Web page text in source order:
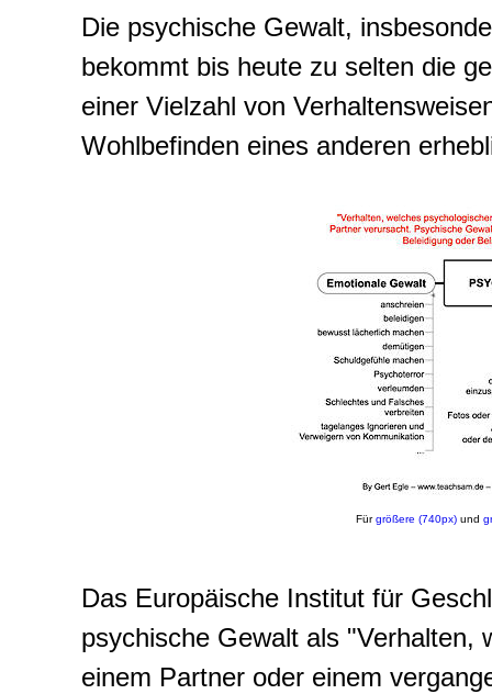
Die psychische Gewalt,
bekommt bis heute zu selten die
einer Vielzahl von
Wohlbefinden eines anderen
Fürgrößere (740px) und
Das Europäische Institut für
psychische Gewalt als "Verhalten,
einem Partner oder einem